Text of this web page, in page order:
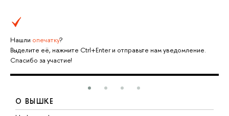
Нашли опечатку?
Выделите её, нажмите Ctrl+Enter и отправьте нам уведомление.
Спасибо за участие!
О ВЫШКЕ